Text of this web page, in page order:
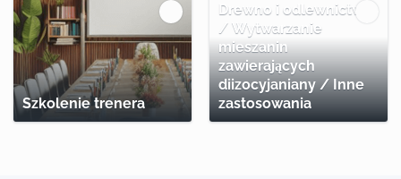
Szkolenie trenera
Drewno i odlewnictwo
/ Wytwarzanie
mieszanin
zawierających
diizocyjaniany / Inne
zastosowania